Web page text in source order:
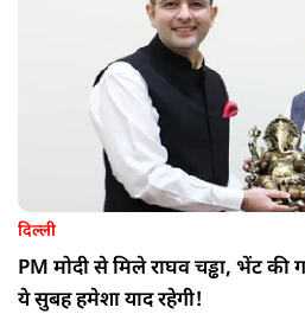
दिल्ली
PM मोदी से मिले राघव चड्ढा, भेंट की
ये सुबह हमेशा याद रहेगी!